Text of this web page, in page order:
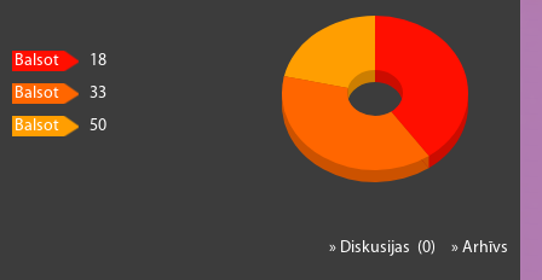
Balsot
18
Balsot
33
Balsot
50
» Arhīvs
» Diskusijas (0)